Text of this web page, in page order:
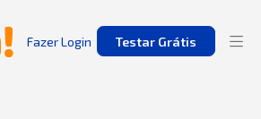
Fazer Login Testar Grátis